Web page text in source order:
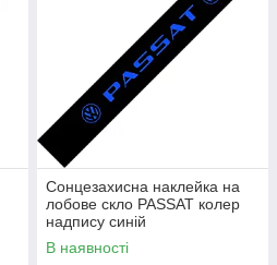
Сонцезахисна наклейка на
лобове скло PASSAT колер
надпису синій
В наявності